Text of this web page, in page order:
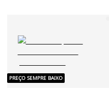
PREÇO SEMPRE BAIXO